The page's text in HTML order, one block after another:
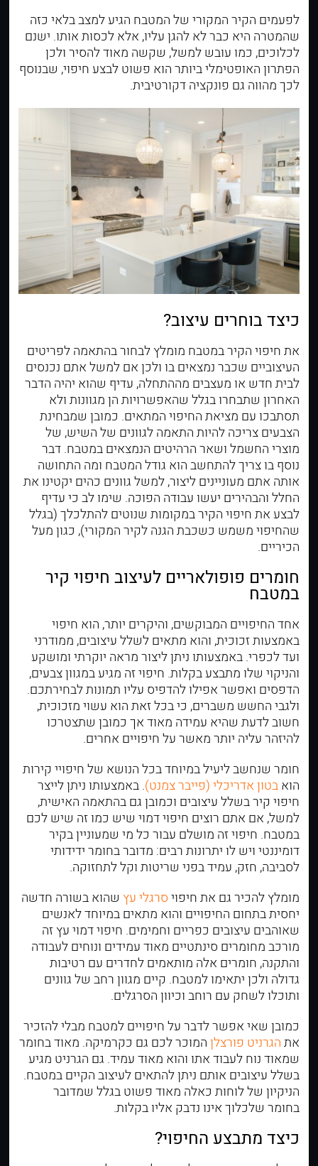
לפעמים הקיר המקורי של המטבח הגיע למצב בלאי כזה
שהמטרה היא כבר לא להגן עליו, אלא לכסות אותו. ישנם
לכלוכים, כמו עובש למשל, שקשה מאוד להסיר ולכן
הפתרון האופטימלי ביותר הוא פשוט לבצע חיפוי, שבנוסף
לכך מהווה גם פונקציה דקורטיבית.
כיצד בוחרים עיצוב?
את חיפוי הקיר במטבח מומלץ לבחור בהתאמה לפריטים
העיצוביים שכבר נמצאים בו ולכן אם למשל אתם נכנסים
לבית חדש או מעצבים מההתחלה, עדיף שהוא יהיה הדבר
האחרון שתבחרו בגלל שהאפשרויות הן מגוונות ולא
תסתבכו עם מציאת החיפוי המתאים. כמובן שמבחינת
הצבעים צריכה להיות התאמה לגוונים של השיש, של
מוצרי החשמל ושאר הרהיטים הנמצאים במטבח. דבר
נוסף בו צריך להתחשב הוא גודל המטבח ומה התחושה
אותה אתם מעוניינים ליצור, למשל גוונים כהים יקטינו את
החלל והבהירים יעשו עבודה הפוכה. שימו לב כי עדיף
לבצע את חיפוי הקיר במקומות שנוטים להתלכלך (בגלל
שהחיפוי משמש כשכבת הגנה לקיר המקורי), כגון מעל
הכיריים.
חומרים פופולאריים לעיצוב חיפוי קיר
במטבח
אחד החיפויים המבוקשים, והיקרים יותר, הוא חיפוי
באמצעות זכוכית, והוא מתאים לשלל עיצובים, ממודרני
ועד לכפרי. באמצעותו ניתן ליצור מראה יוקרתי ומושקע
והניקוי שלו מתבצע בקלות. חיפוי זה מגיע במגוון צבעים,
הדפסים ואפשר אפילו להדפיס עליו תמונות לבחירתכם.
ולגבי החשש משברים, כי בכל זאת הוא עשוי מזכוכית,
חשוב לדעת שהיא עמידה מאוד אך כמובן שתצטרכו
להיזהר עליה יותר מאשר על חיפויים אחרים.
חומר שנחשב ליעיל במיוחד בכל הנושא של חיפויי קירות
הואבטון אדריכלי (פייבר צמנט). באמצעותו ניתן לייצר
חיפוי קיר בשלל עיצובים וכמובן גם בהתאמה האישית,
למשל, אם אתם רוצים חיפוי דמוי שיש כמו זה שיש לכם
במטבח. חיפוי זה מושלם עבור כל מי שמעוניין בקיר
דומיננטי ויש לו יתרונות רבים: מדובר בחומר ידידותי
לסביבה, חזק, עמיד בפני שריטות וקל לתחזוקה.
מומלץ להכיר גם את חיפויסרגלי עץ שהוא בשורה חדשה
יחסית בתחום החיפויים והוא מתאים במיוחד לאנשים
שאוהבים עיצובים כפריים וחמימים. חיפוי דמוי עץ זה
מורכב מחומרים סינתטיים מאוד עמידים ונוחים לעבודה
והתקנה, חומרים אלה מותאמים לחדרים עם רטיבות
גדולה ולכן יתאימו למטבח. קיים מגוון רחב של גוונים
ותוכלו לשחק עם רוחב וכיוון הסרגלים.
כמובן שאי אפשר לדבר על חיפויים למטבח מבלי להזכיר
אתהגרניט פורצלןהמוכר לכם גם כקרמיקה. מאוד בחומר
שמאוד נוח לעבוד אתו והוא מאוד עמיד. גם הגרניט מגיע
בשלל עיצובים אותם ניתן להתאים לעיצוב הקיים במטבח.
הניקיון של לוחות כאלה מאוד פשוט בגלל שמדובר
בחומר שלכלוך אינו נדבק אליו בקלות.
כיצד מתבצע החיפוי?